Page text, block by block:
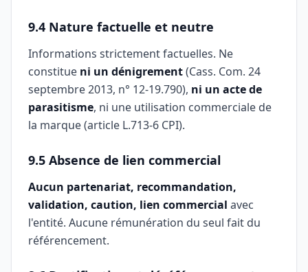
9.4 Nature factuelle et neutre
Informations strictement factuelles. Ne
constitue ni un dénigrement(Cass. Com. 24
septembre 2013, n° 12-19.790), ni un acte de
parasitisme, ni une utilisation commerciale de
la marque (article L.713-6 CPI).
9.5 Absence de lien commercial
Aucun partenariat, recommandation,
validation, caution, lien commercial avec
l'entité. Aucune rémunération du seul fait du
référencement.